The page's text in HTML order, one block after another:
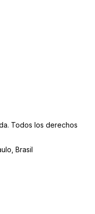
Todos los derechos
Brasil